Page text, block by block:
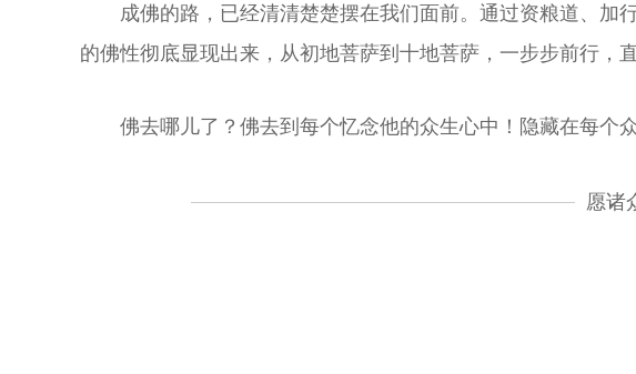
成佛的路，已经清清楚楚摆在我们面前。通过资粮道、
的佛性彻底显现出来，从初地菩萨到十地菩萨，一步步前行，
佛去哪儿了？佛去到每个忆念他的众生心中！隐藏在每个
愿诸